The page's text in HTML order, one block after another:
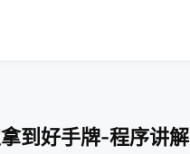
到好手牌-程序讲解